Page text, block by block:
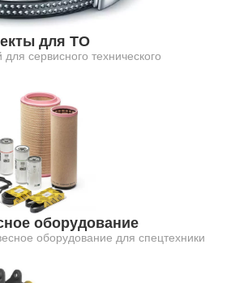
для ТО
сервисного технического
оборудование
оборудование для спецтехники